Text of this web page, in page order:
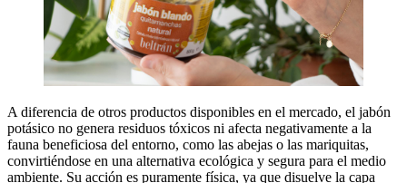
A diferencia de otros productos disponibles en el mercado, el jabón
potásico no genera residuos tóxicos ni afecta negativamente a la
fauna beneficiosa del entorno, como las abejas o las mariquitas,
convirtiéndose en una alternativa ecológica y segura para el medio
ambiente. Su acción es puramente física, ya que disuelve la capa